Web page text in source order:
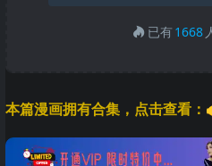
已有1668
本篇漫画拥有合集，点击查看：